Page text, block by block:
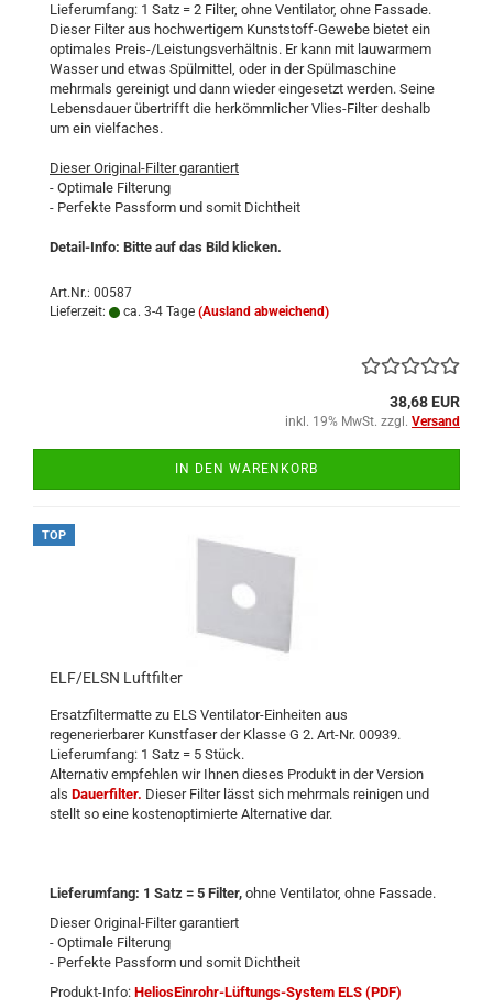
Lieferumfang: 1 Satz = 2 Filter, ohne Ventilator, ohne Fassade.
Dieser Filter aus hochwertigem Kunststoff-Gewebe bietet ein
optimales Preis-/Leistungsverhältnis. Er kann mit lauwarmem
Wasser und etwas Spülmittel, oder in der Spülmaschine
mehrmals gereinigt und dann wieder eingesetzt werden. Seine
Lebensdauer übertrifft die herkömmlicher Vlies-Filter deshalb
um ein vielfaches.
Dieser Original-Filter garantiert
- Optimale Filterung
- Perfekte Passform und somit Dichtheit
Detail-Info: Bitte auf das Bild klicken.
Art.Nr.: 00587
Lieferzeit:
ca. 3-4 Tage (Ausland abweichend)
38,68 EUR
inkl. 19% MwSt. zzgl. Versand
IN DEN WARENKORB
TOP
ELF/ELSN Luftfilter
Ersatzfiltermatte zu ELS Ventilator-Einheiten aus
regenerierbarer Kunstfaser der Klasse G 2. Art-Nr. 00939.
Lieferumfang: 1 Satz = 5 Stück.
Alternativ empfehlen wir Ihnen dieses Produkt in der Version
als Dauerfilter. Dieser Filter lässt sich mehrmals reinigen und
stellt so eine kostenoptimierte Alternative dar.
Lieferumfang: 1 Satz = 5 Filter, ohne Ventilator, ohne Fassade.
Dieser Original-Filter garantiert
- Optimale Filterung
- Perfekte Passform und somit Dichtheit
Produkt-Info: HeliosEinrohr-Lüftungs-System ELS (PDF)